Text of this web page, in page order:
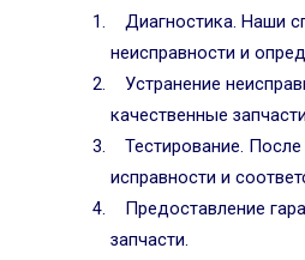
Диагностика. Наши
неисправности и
Устранение
качественные
Тестирование.
исправности и
Предоставление
запчасти.